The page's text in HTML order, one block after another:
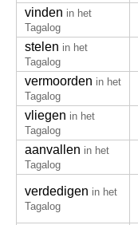
vinden in het
Tagalog
stelen in het
Tagalog
vermoorden in het
Tagalog
vliegen in het
Tagalog
aanvallen in het
Tagalog
verdedigen in het
Tagalog